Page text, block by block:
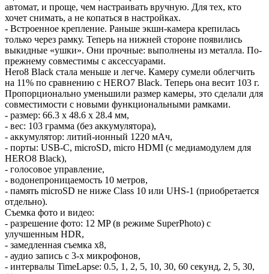
автомат, и проще, чем настраивать вручную. Для тех, кто
хочет снимать, а не копаться в настройках.
- Встроенное крепление. Раньше экшн-камера крепилась
только через рамку. Теперь на нижней стороне появились
выкидные «ушки». Они прочные: выполнены из металла. По-
прежнему совместимы с аксессуарами.
Hero8 Black стала меньше и легче. Камеру сумели облегчить
на 11% по сравнению с HERO7 Black. Теперь она весит 103 г.
Пропорционально уменьшили размер камеры, это сделали для
совместимости с новыми функциональными рамками.
- размер: 66.3 х 48.6 х 28.4 мм,
- вес: 103 грамма (без аккумулятора),
- аккумулятор: литий-ионный 1220 мАч,
- порты: USB-C, microSD, micro HDMI (с медиамодулем для
HERO8 Black),
- голосовое управление,
- водонепроницаемость 10 метров,
- память microSD не ниже Class 10 или UHS-1 (приобретается
отдельно).
Съемка фото и видео:
- разрешение фото: 12 MP (в режиме SuperPhoto) с
улучшенным HDR,
- замедленная съемка х8,
- аудио запись с 3-х микрофонов,
- интервалы TimeLapse: 0.5, 1, 2, 5, 10, 30, 60 секунд, 2, 5, 30,